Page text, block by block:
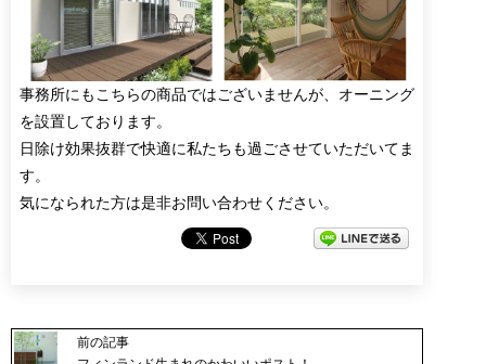
事務所にもこちらの商品ではございませんが、オーニング
を設置しております。
日除け効果抜群で快適に私たちも過ごさせていただいてま
す。
気になられた方は是非お問い合わせください。
前の記事